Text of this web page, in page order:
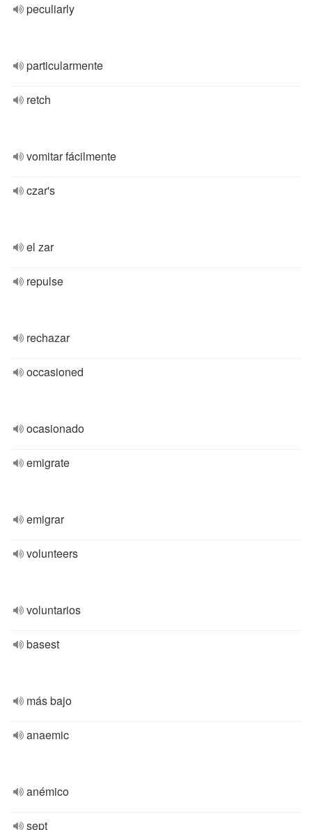
peculiarly
particularmente
retch
vomitar fácilmente
czar's
el zar
repulse
rechazar
occasioned
ocasionado
emigrate
emigrar
volunteers
voluntarios
basest
más bajo
anaemic
anémico
sept